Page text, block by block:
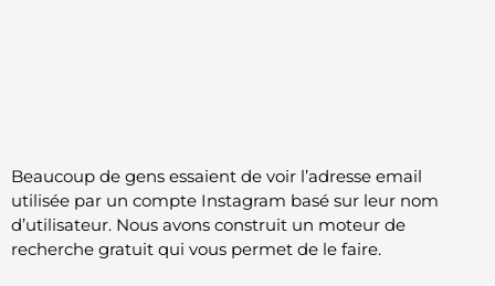
Beaucoup de gens essaient de voir l’adresse email
utilisée par un compte Instagram basé sur leur nom
d’utilisateur. Nous avons construit un moteur de
recherche gratuit qui vous permet de le faire.